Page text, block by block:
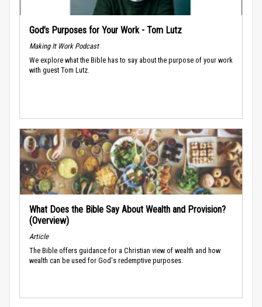
God’s Purposes for Your Work - Tom Lutz
Making It Work Podcast
We explore what the Bible has to say about the purpose of your work
with guest Tom Lutz.
What Does the Bible Say About Wealth and Provision?
(Overview)
Article
The Bible offers guidance for a Christian view of wealth and how
wealth can be used for God's redemptive purposes.